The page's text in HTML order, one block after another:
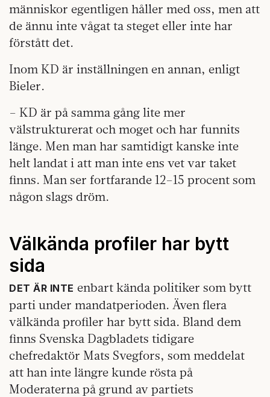
människor egentligen håller med oss, men att
de ännu inte vågat ta steget eller inte har
förstått det.
Inom KD är inställningen en annan, enligt
Bieler.
– KD är på samma gång lite mer
välstrukturerat och moget och har funnits
länge. Men man har samtidigt kanske inte
helt landat i att man inte ens vet var taket
finns. Man ser fortfarande 12–15 procent som
någon slags dröm.
Välkända profiler har bytt
sida
DET ÄR INTE enbart kända politiker som bytt
parti under mandatperioden. Även flera
välkända profiler har bytt sida. Bland dem
finns Svenska Dagbladets tidigare
chefredaktör Mats Svegfors, som meddelat
att han inte längre kunde rösta på
Moderaterna på grund av partiets